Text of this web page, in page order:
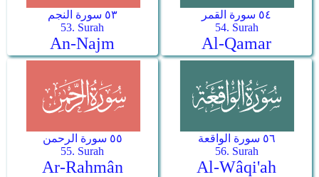
٥٣ سورة النجم
53. Surah
An-Najm
٥٤ سورة القمر
54. Surah
Al-Qamar
٥٥ سورة الرحمن
55. Surah
Ar-Rahmân
٥٦ سورة الواقعة
56. Surah
Al-Wâqi'ah